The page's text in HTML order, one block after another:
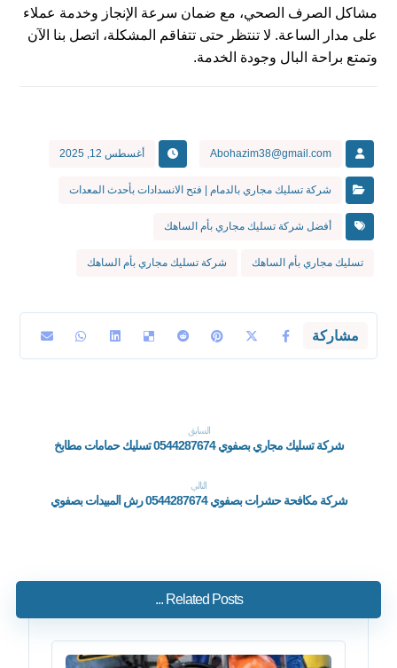
مشاكل الصرف الصحي، مع ضمان سرعة الإنجاز وخدمة عملاء
على مدار الساعة. لا تنتظر حتى تتفاقم المشكلة، اتصل بنا الآن
وتمتع براحة البال وجودة الخدمة.
Abohazim38@gmail.com أغسطس 12, 2025
شركة تسليك مجاري بالدمام | فتح الانسدادات بأحدث المعدات
أفضل شركة تسليك مجاري بأم الساهك
تسليك مجاري بأم الساهك شركة تسليك مجاري بأم الساهك
السابق
شركة تسليك مجاري بصفوي 0544287674 تسليك حمامات مطابخ
التالي
شركة مكافحة حشرات بصفوي 0544287674 رش المبيدات بصفوي
Related Posts ...